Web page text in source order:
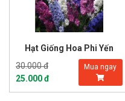
Hạt Giống Hoa Phi Yến
30.000 đ
25.000 đ
Mua ngay